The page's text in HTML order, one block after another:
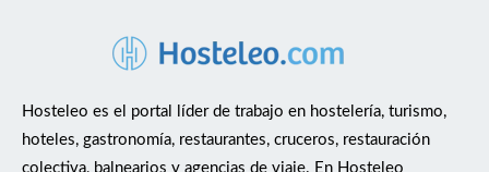
Hosteleo es el portal líder de trabajo en hostelería, turismo,
hoteles, gastronomía, restaurantes, cruceros, restauración
colectiva, balnearios y agencias de viaje. En Hosteleo